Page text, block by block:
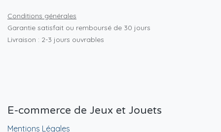
Conditions générales
Garantie satisfait ou remboursé de 30 jours
Livraison : 2-3 jours ouvrables
E-commerce de Jeux et Jouets
Mentions Légales